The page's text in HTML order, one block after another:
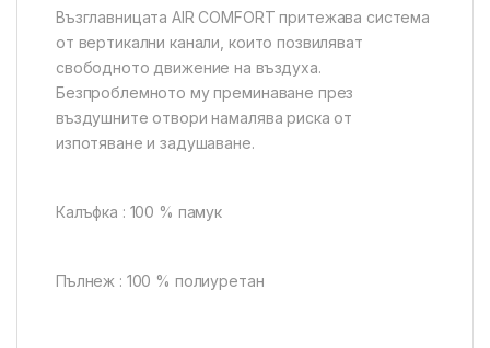
Възглавницата AIR COMFORT притежава система
от вертикални канали, които позвиляват
свободното движение на въздуха.
Безпроблемното му преминаване през
въздушните отвори намалява риска от
изпотяване и задушаване.
Калъфка : 100 % памук
Пълнеж : 100 % полиуретан